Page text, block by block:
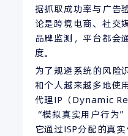
据抓取成功率与广告
论是跨境电商、社交
品牌监测，平台都会
度。
为了规避系统的风险
和个人越来越多地使
代理IP（Dynamic
“模拟真实用户行为”
它通过ISP分配的真